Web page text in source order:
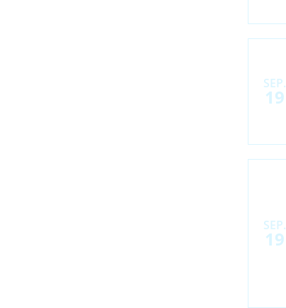
SEP.
19
SEP.
19